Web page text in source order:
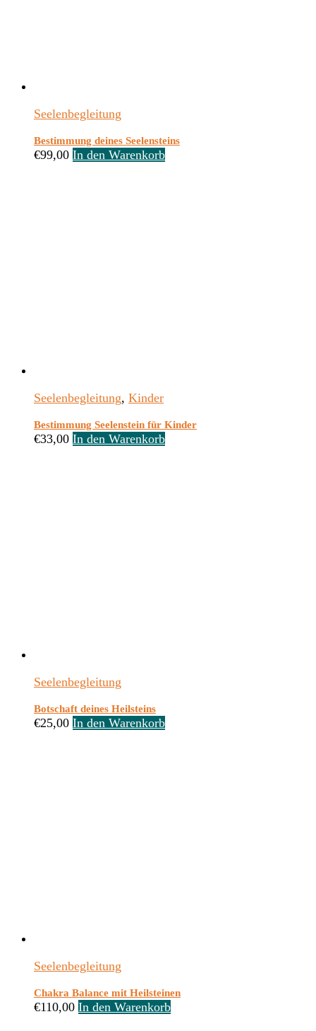
Seelenbegleitung
Bestimmung deines Seelensteins
€99,00 In den Warenkorb
Seelenbegleitung, Kinder
Bestimmung Seelenstein für Kinder
€33,00 In den Warenkorb
Seelenbegleitung
Botschaft deines Heilsteins
€25,00 In den Warenkorb
Seelenbegleitung
Chakra Balance mit Heilsteinen
€110,00 In den Warenkorb